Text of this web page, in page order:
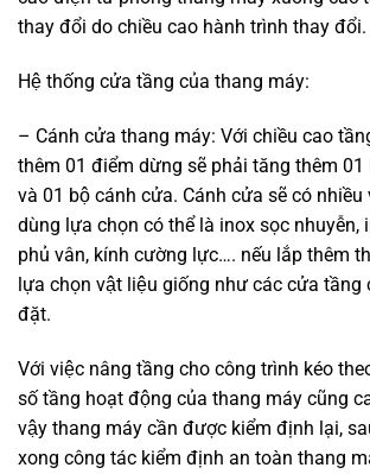
thay đổi do chiều cao hành trình thay đổi.
Hệ thống cửa tầng của thang máy:
– Cánh cửa thang máy: Với chiều cao
thêm 01 điểm dừng sẽ phải tăng thêm 01
và 01 bộ cánh cửa. Cánh cửa sẽ có
dùng lựa chọn có thể là inox sọc nhuyễn,
phủ vân, kính cường lực…. nếu lắp thêm
lựa chọn vật liệu giống như các cửa tầng
đặt.
Với việc nâng tầng cho công trình kéo
số tầng hoạt động của thang máy cũng
vậy thang máy cần được kiểm định lại,
xong công tác kiểm định an toàn thang